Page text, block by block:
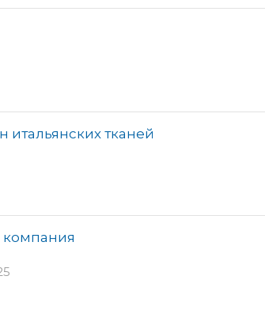
итальянских тканей
компания